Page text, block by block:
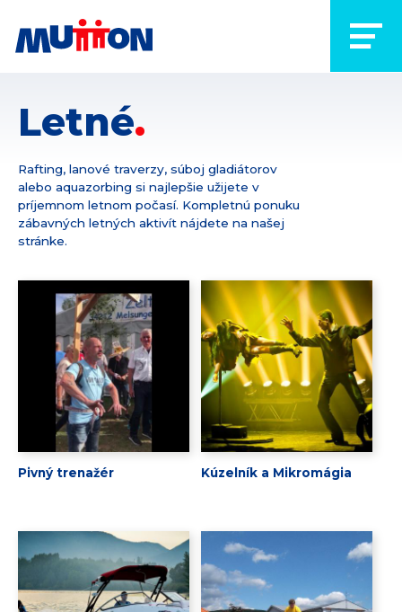
Letné
Rafting, lanové traverzy, súboj gladiátorov
alebo aquazorbing si najlepšie užijete v
príjemnom letnom počasí. Kompletnú ponuku
zábavných letných aktivít nájdete na našej
stránke.
Pivný trenažér Kúzelník a Mikromágia